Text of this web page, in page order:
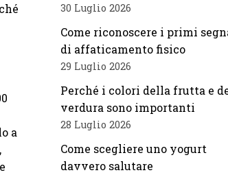
a
30 Luglio 2026
Come riconoscere i primi
di affaticamento fisico
29 Luglio 2026
Perché i colori della frutta e
verdura sono importanti
28 Luglio 2026
Come scegliere uno yogurt
davvero salutare